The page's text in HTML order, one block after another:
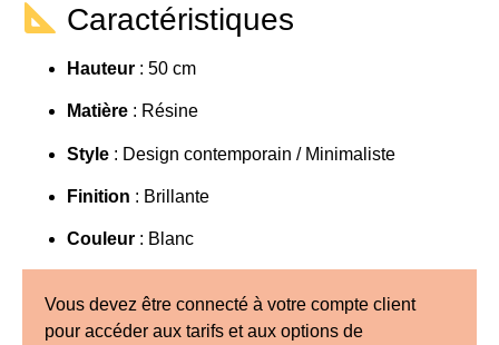
Caractéristiques
Hauteur : 50 cm
Matière : Résine
Style : Design contemporain / Minimaliste
Finition : Brillante
Couleur : Blanc
Vous devez être connecté à votre compte client
pour accéder aux tarifs et aux options de